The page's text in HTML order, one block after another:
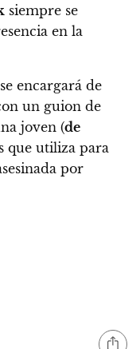
siempre se
en la
encargará de
un guion de
joven (de
que utiliza para
por